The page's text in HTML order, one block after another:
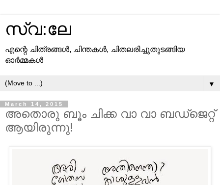
സ്വ:ലേ
എന്റെ ചിത്രങ്ങള്‍, ചിന്തകള്‍, ചിതലരിച്ചുതുടങ്ങിയ
ഓര്‍മ്മകള്‍
▼
March 14, 2015
അതൊരു ബൂം ചിക്ക വാ വാ ബഡ്ജെറ്റ്
ആയിരുന്നു!